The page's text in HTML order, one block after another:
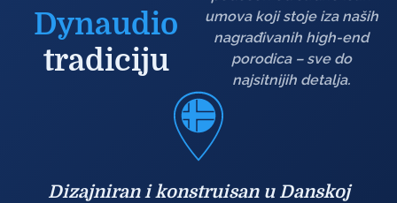
Dynaudio
tradiciju
umova koji stoje iza naših
nagrađivanih high-end
porodica – sve do
najsitnijih detalja.
Dizajniran i konstruisan u Danskoj